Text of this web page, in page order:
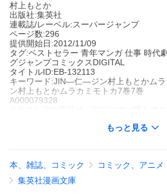
村上もとか
出版社:集英社
連載誌/レーベル:スーパージャンプ
ページ数:296
提供開始日:2012/11/09
タグ:ベストセラー 青年マンガ 仕事 時代
グジャンプコミックスDIGITAL
タイトルID:EB-132113
キーワード:JIN―仁―ジン村上もとかム
ン村上もとかムラカミモトカ7巻7巻
A000079328
【ページ数が多いビッグボリューム版!】
十郎を最後の舞台に立たせ、肘を壊した
り咲かせた南方仁は、ペニシリンの運搬
もっと見る
本、雑誌、コミック コミック、アニメ
集英社漫画文庫